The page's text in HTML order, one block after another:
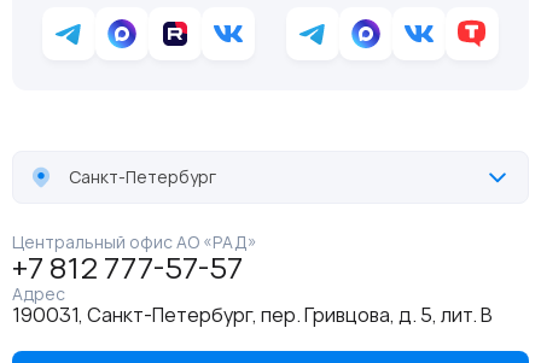
Санкт-Петербург
Центральный офис АО «РАД»
+7 812 777-57-57
Адрес
190031, Санкт-Петербург, пер. Гривцова, д. 5, лит. В